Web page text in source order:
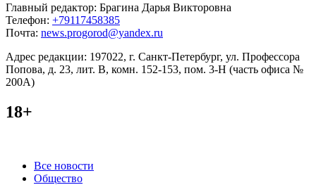
Главный редактор: Брагина Дарья Викторовна
Телефон: +79117458385
Почта: news.progorod@yandex.ru
Адрес редакции: 197022, г. Санкт-Петербург, ул. Профессора
Попова, д. 23, лит. В, комн. 152-153, пом. 3-Н (часть офиса №
200А)
18+
КатегорииВсе новости
Общество